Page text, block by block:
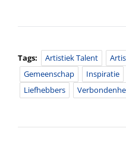
Tags: Artistiek Talent
Gemeenschap
Inspiratie
Liefhebbers